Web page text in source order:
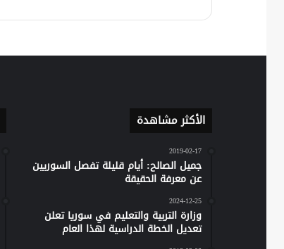
الأكثر مشاهدة
2019-02-17
جميل الصالح: أيام قليلة تفصل السوريين
عن معرفة الحقيقة
2024-12-25
وزارة التربية والتعليم في سوريا تعلن
تعديل الخطة الدراسية لهذا العام